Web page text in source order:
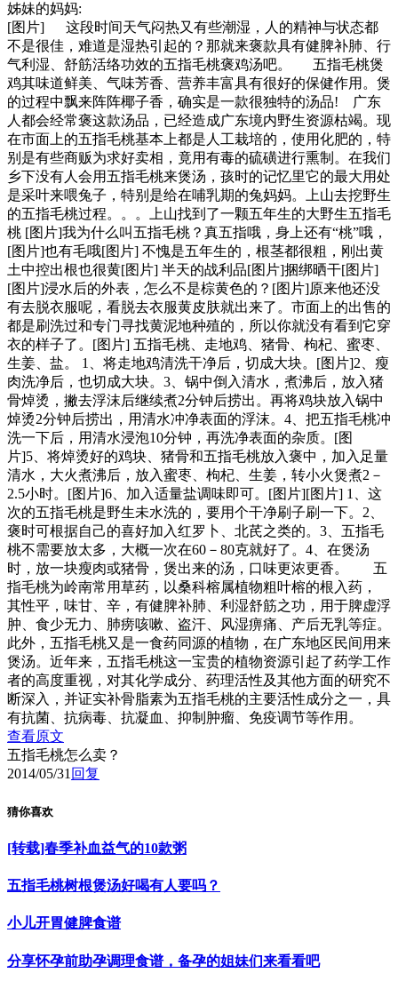
姊妹的妈妈:
[图片] 这段时间天气闷热又有些潮湿，人的精神与状态都
不是很佳，难道是湿热引起的？那就来褒款具有健脾补肺、行
气利湿、舒筋活络功效的五指毛桃褒鸡汤吧。 五指毛桃煲
鸡其味道鲜美、气味芳香、营养丰富具有很好的保健作用。煲
的过程中飘来阵阵椰子香，确实是一款很独特的汤品! 广东
人都会经常褒这款汤品，已经造成广东境内野生资源枯竭。现
在市面上的五指毛桃基本上都是人工栽培的，使用化肥的，特
别是有些商贩为求好卖相，竟用有毒的硫磺进行熏制。在我们
乡下没有人会用五指毛桃来煲汤，孩时的记忆里它的最大用处
是采叶来喂兔子，特别是给在哺乳期的兔妈妈。上山去挖野生
的五指毛桃过程。。。上山找到了一颗五年生的大野生五指毛
桃 [图片]我为什么叫五指毛桃？真五指哦，身上还有“桃”哦，
[图片]也有毛哦[图片] 不愧是五年生的，根茎都很粗，刚出黄
土中控出根也很黄[图片] 半天的战利品[图片]捆绑晒干[图片]
[图片]浸水后的外表，怎么不是棕黄色的？[图片]原来他还没
有去脱衣服呢，看脱去衣服黄皮肤就出来了。市面上的出售的
都是刷洗过和专门寻找黄泥地种殖的，所以你就没有看到它穿
衣的样子了。[图片] 五指毛桃、走地鸡、猪骨、枸杞、蜜枣、
生姜、盐。 1、将走地鸡清洗干净后，切成大块。[图片]2、瘦
肉洗净后，也切成大块。3、锅中倒入清水，煮沸后，放入猪
骨焯烫，撇去浮沫后继续煮2分钟后捞出。再将鸡块放入锅中
焯烫2分钟后捞出，用清水冲净表面的浮沫。4、把五指毛桃冲
洗一下后，用清水浸泡10分钟，再洗净表面的杂质。[图
片]5、将焯烫好的鸡块、猪骨和五指毛桃放入褒中，加入足量
清水，大火煮沸后，放入蜜枣、枸杞、生姜，转小火煲煮2－
2.5小时。[图片]6、加入适量盐调味即可。[图片][图片] 1、这
次的五指毛桃是野生未水洗的，要用个干净刷子刷一下。2、
褒时可根据自己的喜好加入红罗卜、北芪之类的。3、五指毛
桃不需要放太多，大概一次在60－80克就好了。4、在煲汤
时，放一块瘦肉或猪骨，煲出来的汤，口味更浓更香。 五
指毛桃为岭南常用草药，以桑科榕属植物粗叶榕的根入药，
其性平，味甘、辛，有健脾补肺、利湿舒筋之功，用于脾虚浮
肿、食少无力、肺痨咳嗽、盗汗、风湿痹痛、产后无乳等症。
此外，五指毛桃又是一食药同源的植物，在广东地区民间用来
煲汤。近年来，五指毛桃这一宝贵的植物资源引起了药学工作
者的高度重视，对其化学成分、药理活性及其他方面的研究不
断深入，并证实补骨脂素为五指毛桃的主要活性成分之一，具
有抗菌、抗病毒、抗凝血、抑制肿瘤、免疫调节等作用。
查看原文
五指毛桃怎么卖？
2014/05/31回复
猜你喜欢
[转载]春季补血益气的10款粥
五指毛桃树根煲汤好喝有人要吗？
小儿开胃健脾食谱
分享怀孕前助孕调理食谱，备孕的姐妹们来看看吧